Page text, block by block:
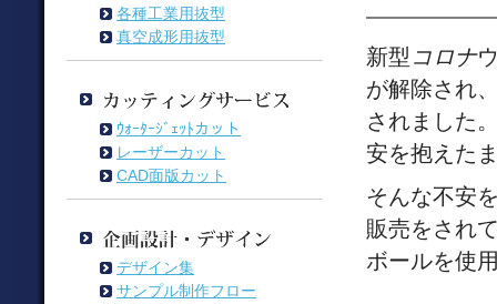
各種工業用抜型
真空成形用抜型
ｳｫｰﾀｰｼﾞｪｯﾄカット
レーザーカット
CAD面版カット
デザイン集
サンプル制作フロー
新型 コロナ
が解除され
されました
安を抱えた
そんな不安
販売をされ
ボールを使